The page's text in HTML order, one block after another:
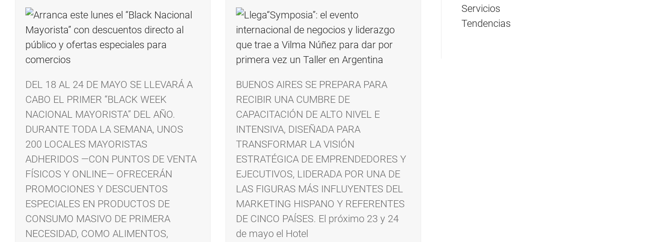
DEL 18 AL 24 DE MAYO SE LLEVARÁ A
CABO EL PRIMER “BLACK WEEK
NACIONAL MAYORISTA” DEL AÑO.
DURANTE TODA LA SEMANA, UNOS
200 LOCALES MAYORISTAS
ADHERIDOS —CON PUNTOS DE VENTA
FÍSICOS Y ONLINE— OFRECERÁN
PROMOCIONES Y DESCUENTOS
ESPECIALES EN PRODUCTOS DE
CONSUMO MASIVO DE PRIMERA
NECESIDAD, COMO ALIMENTOS,
BUENOS AIRES SE PREPARA PARA
RECIBIR UNA CUMBRE DE
CAPACITACIÓN DE ALTO NIVEL E
INTENSIVA, DISEÑADA PARA
TRANSFORMAR LA VISIÓN
ESTRATÉGICA DE EMPRENDEDORES Y
EJECUTIVOS, LIDERADA POR UNA DE
LAS FIGURAS MÁS INFLUYENTES DEL
MARKETING HISPANO Y REFERENTES
DE CINCO PAÍSES. El próximo 23 y 24
de mayo el Hotel
Servicios
Tendencias